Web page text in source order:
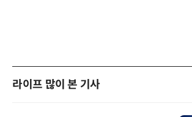
라이프 많이 본 기사